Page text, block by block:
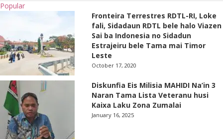
Popular
Fronteira Terrestres RDTL-RI, Loke
fali, Sidadaun RDTL bele halo Viazen
Sai ba Indonesia no Sidadun
Estrajeiru bele Tama mai Timor
Leste
October 17, 2020
Diskunfia Eis Milisia MAHIDI Na’in 3
Naran Tama Lista Veteranu husi
Kaixa Laku Zona Zumalai
January 16, 2025